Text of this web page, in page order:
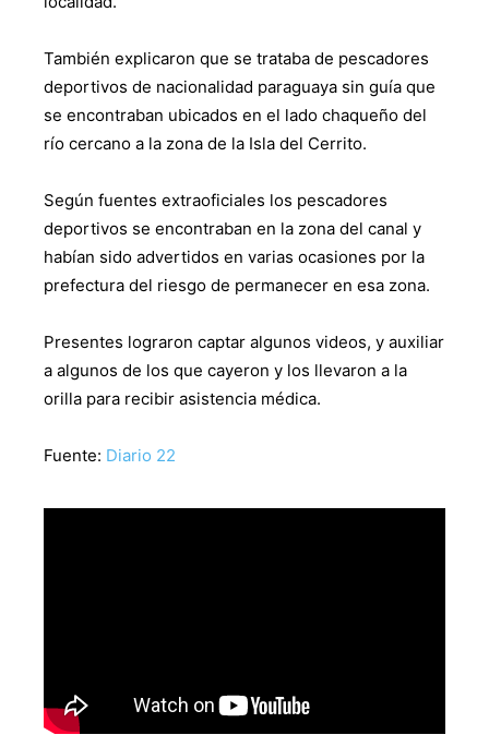
También explicaron que se trataba de pescadores
deportivos de nacionalidad paraguaya sin guía que
se encontraban ubicados en el lado chaqueño del
río cercano a la zona de la Isla del Cerrito.
Según fuentes extraoficiales los pescadores
deportivos se encontraban en la zona del canal y
habían sido advertidos en varias ocasiones por la
prefectura del riesgo de permanecer en esa zona.
Presentes lograron captar algunos videos, y auxiliar
a algunos de los que cayeron y los llevaron a la
orilla para recibir asistencia médica.
Fuente: Diario 22